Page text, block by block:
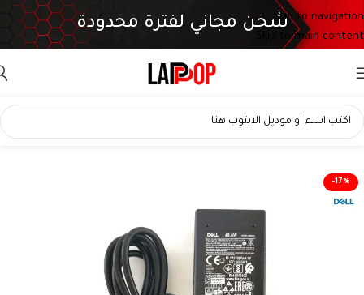
Skip to navigation
Skip to main content
شحن مجاني لفترة محدودة
-17%